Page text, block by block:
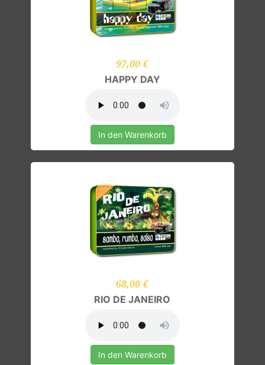
97,00 €
HAPPY DAY
In den Warenkorb
68,00 €
RIO DE JANEIRO
In den Warenkorb